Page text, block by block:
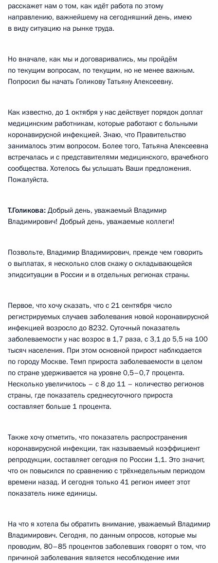
расскажет нам о том, как идёт работа по этому
направлению, важнейшему на сегодняшний день, имею
в виду ситуацию на рынке труда.
Но вначале, как мы и договаривались, мы пройдём
по текущим вопросам, по текущим, но не менее важным.
Попросил бы начать Голикову Татьяну Алексеевну.
Как известно, до 1 октября у нас действует порядок доплат
медицинским работникам, которые работают с больными
коронавирусной инфекцией. Знаю, что Правительство
занималось этим вопросом. Более того, Татьяна Алексеевна
встречалась и с представителями медицинского, врачебного
сообщества. Хотелось бы услышать Ваши предложения.
Пожалуйста.
Т.Голикова: Добрый день, уважаемый Владимир
Владимирович! Добрый день, уважаемые коллеги!
Позвольте, Владимир Владимирович, прежде чем говорить
о выплатах, я несколько слов скажу о складывающейся
эпидситуации в России и в отдельных регионах страны.
Первое, что хочу сказать, что с 21 сентября число
регистрируемых случаев заболевания новой коронавирусной
инфекцией возросло до 8232. Суточный показатель
заболеваемости у нас возрос в 1,7 раза, с 3,1 до 5,5 на 100
тысяч населения. При этом основной прирост наблюдается
по городу Москве. Темп прироста заболеваемости в целом
по стране удерживается на уровне 0,5–0,7 процента.
Несколько увеличилось – с 8 до 11 – количество регионов
страны, где показатель среднесуточного прироста
составляет больше 1 процента.
Также хочу отметить, что показатель распространения
коронавирусной инфекции, так называемый коэффициент
репродукции, составляет сегодня по России 1,1. Это значит,
что он повысился по сравнению с трёхнедельным периодом
времени назад. И сегодня только 41 регион имеет этот
показатель ниже единицы.
На что я хотела бы обратить внимание, уважаемый Владимир
Владимирович. Сегодня, по данным опросов, которые мы
проводим, 80–85 процентов заболевших говорят о том, что
причиной заболевания является несоблюдение ими